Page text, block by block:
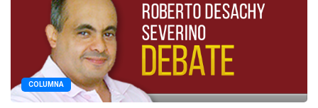
COLUMNA